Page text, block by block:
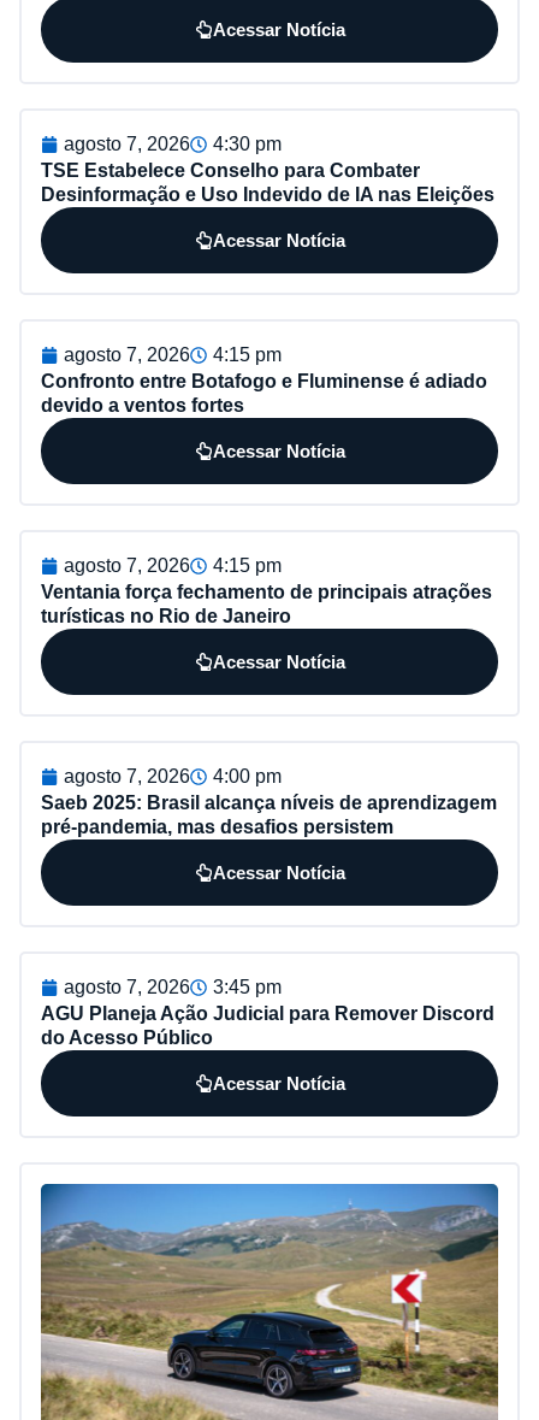
Acessar Notícia
agosto 7, 2026
4:30 pm
TSE Estabelece Conselho para Combater
Desinformação e Uso Indevido de IA nas Eleições
Acessar Notícia
agosto 7, 2026
4:15 pm
Confronto entre Botafogo e Fluminense é adiado
devido a ventos fortes
Acessar Notícia
agosto 7, 2026
4:15 pm
Ventania força fechamento de principais atrações
turísticas no Rio de Janeiro
Acessar Notícia
agosto 7, 2026
4:00 pm
Saeb 2025: Brasil alcança níveis de aprendizagem
pré-pandemia, mas desafios persistem
Acessar Notícia
agosto 7, 2026
3:45 pm
AGU Planeja Ação Judicial para Remover Discord
do Acesso Público
Acessar Notícia